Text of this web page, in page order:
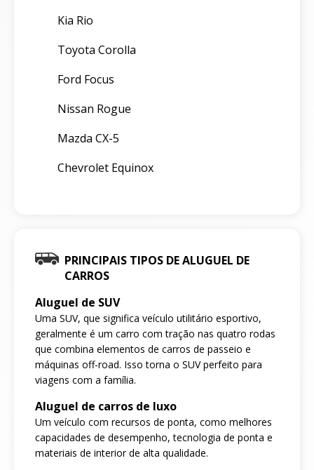
Kia Rio
Toyota Corolla
Ford Focus
Nissan Rogue
Mazda CX-5
Chevrolet Equinox
PRINCIPAIS TIPOS DE ALUGUEL DE
CARROS
Aluguel de SUV
Uma SUV, que significa veículo utilitário esportivo,
geralmente é um carro com tração nas quatro rodas
que combina elementos de carros de passeio e
máquinas off-road. Isso torna o SUV perfeito para
viagens com a família.
Aluguel de carros de luxo
Um veículo com recursos de ponta, como melhores
capacidades de desempenho, tecnologia de ponta e
materiais de interior de alta qualidade.